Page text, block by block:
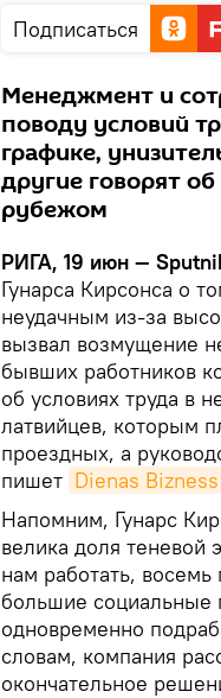
Подписаться
Менеджмент и
поводу условий
графике,
другие говорят
рубежом
РИГА, 19 июн —
Гунарса Кирсонса о
неудачным из-за
вызвал возмущение
бывших работников
об условиях труда в
латвийцев, которым
проездных, а
пишет Dienas Bizness
Напомним, Гунарс
велика доля теневой
нам работать,
большие социальные
одновременно
словам, компания
окончательное